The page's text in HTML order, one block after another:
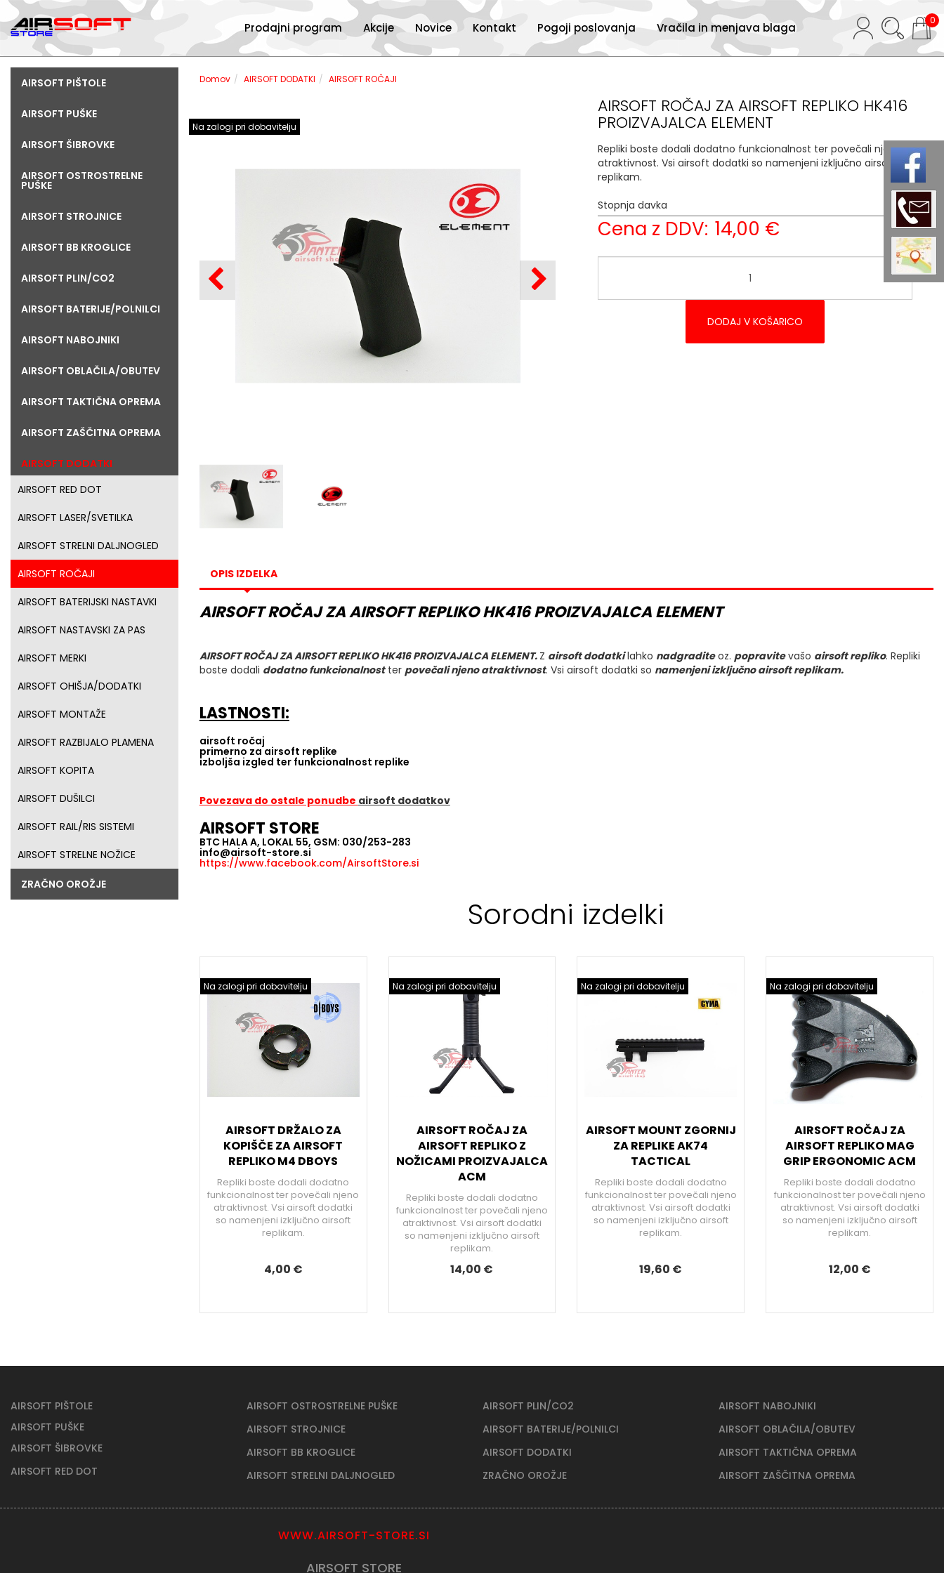
0
Prodajni program Akcije Novice Kontakt Pogoji poslovanja Vračila in menjava blaga
AIRSOFT PIŠTOLE
AIRSOFT PUŠKE
AIRSOFT ŠIBROVKE
AIRSOFT OSTROSTRELNE
PUŠKE
AIRSOFT STROJNICE
AIRSOFT BB KROGLICE
AIRSOFT PLIN/CO2
AIRSOFT BATERIJE/POLNILCI
AIRSOFT NABOJNIKI
AIRSOFT OBLAČILA/OBUTEV
AIRSOFT TAKTIČNA OPREMA
AIRSOFT ZAŠČITNA OPREMA
AIRSOFT DODATKI
AIRSOFT RED DOT
AIRSOFT LASER/SVETILKA
AIRSOFT STRELNI DALJNOGLED
AIRSOFT ROČAJI
AIRSOFT BATERIJSKI NASTAVKI
AIRSOFT NASTAVSKI ZA PAS
AIRSOFT MERKI
AIRSOFT OHIŠJA/DODATKI
AIRSOFT MONTAŽE
AIRSOFT RAZBIJALO PLAMENA
AIRSOFT KOPITA
AIRSOFT DUŠILCI
AIRSOFT RAIL/RIS SISTEMI
AIRSOFT STRELNE NOŽICE
ZRAČNO OROŽJE
Domov AIRSOFT DODATKI AIRSOFT ROČAJI
Na zalogi pri dobavitelju
AIRSOFT ROČAJ ZA AIRSOFT REPLIKO HK416
PROIZVAJALCA ELEMENT
Repliki boste dodali dodatno funkcionalnost ter povečali njeno
atraktivnost. Vsi airsoft dodatki so namenjeni izključno airsoft
replikam.
Stopnja davka
22 %
Cena z DDV: 14,00 €
DODAJ V KOŠARICO
OPIS IZDELKA
AIRSOFT ROČAJ ZA AIRSOFT REPLIKO HK416 PROIZVAJALCA ELEMENT
AIRSOFT ROČAJ ZA AIRSOFT REPLIKO HK416 PROIZVAJALCA ELEMENT. Z airsoft dodatkilahko nadgraditeoz. popravitevašo airsoft repliko. Repliki
boste dodali dodatno funkcionalnostter povečali njeno atraktivnost. Vsi airsoft dodatki so namenjeni izključno airsoft replikam.
LASTNOSTI:
airsoft ročaj
primerno za airsoft replike
izboljša izgled ter funkcionalnost replike
Povezava do ostale ponudbe airsoft dodatkov
AIRSOFT STORE
BTC HALA A, LOKAL 55, GSM: 030/253-283
info@airsoft-store.si
https://www.facebook.com/AirsoftStore.si
Sorodni izdelki
Na zalogi pri dobavitelju
AIRSOFT DRŽALO ZA
KOPIŠČE ZA AIRSOFT
REPLIKO M4 DBOYS
Repliki boste dodali dodatno
funkcionalnost ter povečali njeno
atraktivnost. Vsi airsoft dodatki
so namenjeni izključno airsoft
replikam.
4,00 €
Na zalogi pri dobavitelju
AIRSOFT ROČAJ ZA
AIRSOFT REPLIKO Z
NOŽICAMI PROIZVAJALCA
ACM
Repliki boste dodali dodatno
funkcionalnost ter povečali njeno
atraktivnost. Vsi airsoft dodatki
so namenjeni izključno airsoft
replikam.
14,00 €
Na zalogi pri dobavitelju
AIRSOFT MOUNT ZGORNIJ
ZA REPLIKE AK74
TACTICAL
Repliki boste dodali dodatno
funkcionalnost ter povečali njeno
atraktivnost. Vsi airsoft dodatki
so namenjeni izključno airsoft
replikam.
19,60 €
Na zalogi pri dobavitelju
AIRSOFT ROČAJ ZA
AIRSOFT REPLIKO MAG
GRIP ERGONOMIC ACM
Repliki boste dodali dodatno
funkcionalnost ter povečali njeno
atraktivnost. Vsi airsoft dodatki
so namenjeni izključno airsoft
replikam.
12,00 €
AIRSOFT PIŠTOLE
AIRSOFT PUŠKE
AIRSOFT ŠIBROVKE
AIRSOFT RED DOT
AIRSOFT OSTROSTRELNE PUŠKE
AIRSOFT STROJNICE
AIRSOFT BB KROGLICE
AIRSOFT STRELNI DALJNOGLED
AIRSOFT PLIN/CO2
AIRSOFT BATERIJE/POLNILCI
AIRSOFT DODATKI
ZRAČNO OROŽJE
AIRSOFT NABOJNIKI
AIRSOFT OBLAČILA/OBUTEV
AIRSOFT TAKTIČNA OPREMA
AIRSOFT ZAŠČITNA OPREMA
WWW.AIRSOFT-STORE.SI
AIRSOFT STORE